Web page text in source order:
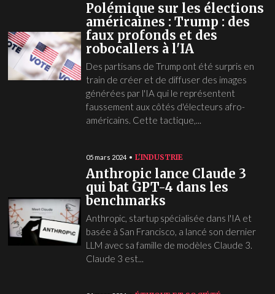
Polémique sur les élections
américaines : Trump : des
faux profonds et des
robocallers à l'IA
Des partisans de Trump ont été surpris en
train de créer et de diffuser des images
générées par l'IA qui le représentent
faussement aux côtés d'électeurs afro-
américains. Cette tactique,...
05 mars 2024 L'INDUSTRIE
Anthropic lance Claude 3
qui bat GPT-4 dans les
benchmarks
Anthropic, startup spécialisée dans l'IA et
basée à San Francisco, a lancé son dernier
LLM avec sa famille de modèles Claude 3.
Claude 3 est...